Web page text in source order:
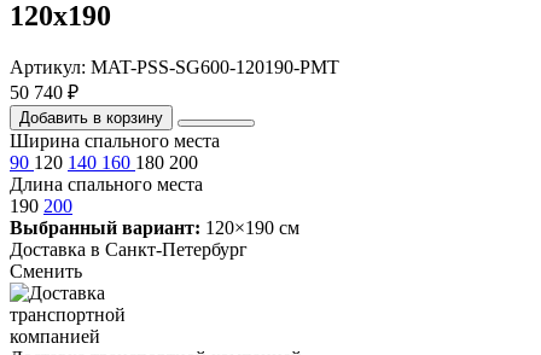
120х190
Артикул: MAT-PSS-SG600-120190-PMT
50 740 ₽
Добавить в корзину
Ширина спального места
90 120 140 160 180 200
Длина спального места
190 200
Выбранный вариант: 120×190 см
Доставка в Санкт-Петербург
Сменить